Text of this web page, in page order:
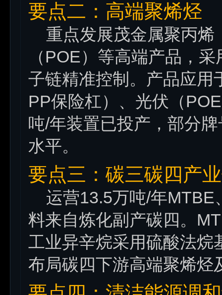
要点二：高端聚烯烃
重点发展茂金属聚丙烯
（POE）等高端产品，
子链精准控制。产品应用
PP保险杠）、光伏（
吨/年装置已投产，部分
水平。
要点三：碳三碳四产
运营13.5万吨/年MTBE
料来自炼化副产碳四。
工业异辛烷采用硫酸法烷
布局碳四下游高端聚烯烃